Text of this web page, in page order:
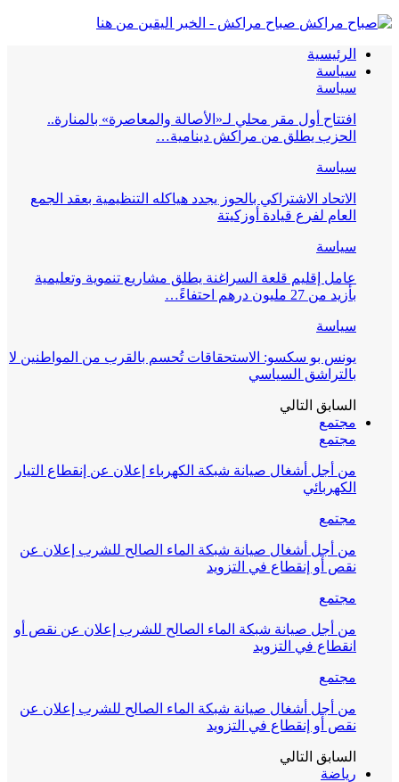
صباح مراكش - الخبر اليقين من هنا
الرئيسية
سياسة
سياسة
افتتاح أول مقر محلي لـ«الأصالة والمعاصرة» بالمنارة..
الحزب يطلق من مراكش دينامية…
سياسة
الاتحاد الاشتراكي بالحوز يجدد هياكله التنظيمية بعقد الجمع
العام لفرع قيادة أوزكيتة
سياسة
عامل إقليم قلعة السراغنة يطلق مشاريع تنموية وتعليمية
بأزيد من 27 مليون درهم احتفاءً…
سياسة
يونس بو سكسو: الاستحقاقات تُحسم بالقرب من المواطنين لا
بالتراشق السياسي
السابق التالي
مجتمع
مجتمع
من أجل أشغال صيانة شبكة الكهرباء إعلان عن إنقطاع التيار
الكهربائي
مجتمع
من أجل أشغال صيانة شبكة الماء الصالح للشرب إعلان عن
نقص أو إنقطاع في التزويد
مجتمع
من أجل صيانة شبكة الماء الصالح للشرب إعلان عن نقص أو
انقطاع في التزويد
مجتمع
من أجل أشغال صيانة شبكة الماء الصالح للشرب إعلان عن
نقص أو إنقطاع في التزويد
السابق التالي
رياضة